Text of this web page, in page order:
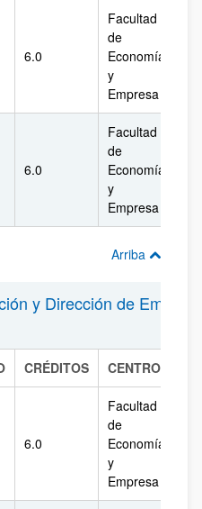
6.0
Facultad
de
Economía
y
Empresa
6.0
Facultad
de
Economía
y
Empresa
Arriba
y Dirección de
CRÉDITOS CENTRO
6.0
Facultad
de
Economía
y
Empresa